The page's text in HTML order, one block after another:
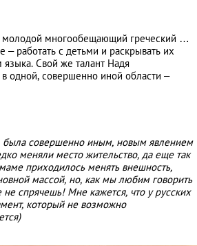
молодой многообещающий греческий …
– работать с детьми и раскрывать их
языка. Свой же талант Надя
одной, совершенно иной области –
была совершенно иным, новым явлением
меняли место жительство, да еще так
приходилось менять внешность,
массой, но, как мы любим говорить
спрячешь! Мне кажется, что у русских
который не возможно